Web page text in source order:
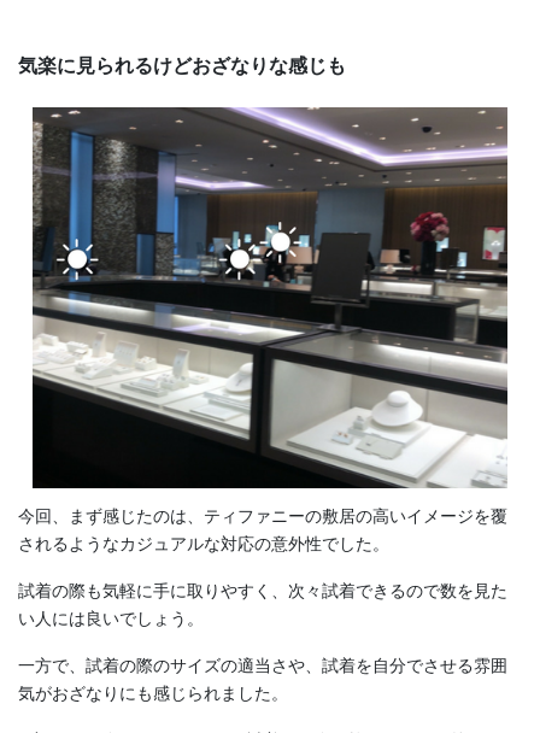
気楽に見られるけどおざなりな感じも
今回、まず感じたのは、ティファニーの敷居の高いイメージを覆
されるようなカジュアルな対応の意外性でした。
試着の際も気軽に手に取りやすく、次々試着できるので数を見た
い人には良いでしょう。
一方で、試着の際のサイズの適当さや、試着を自分でさせる雰囲
気がおざなりにも感じられました。